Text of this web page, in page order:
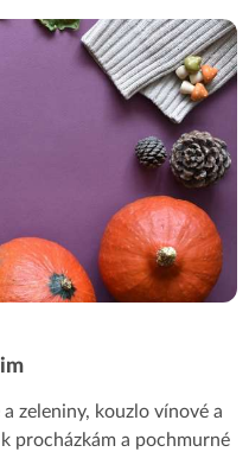
zeleniny, kouzlo vínové a
procházkám a pochmurné